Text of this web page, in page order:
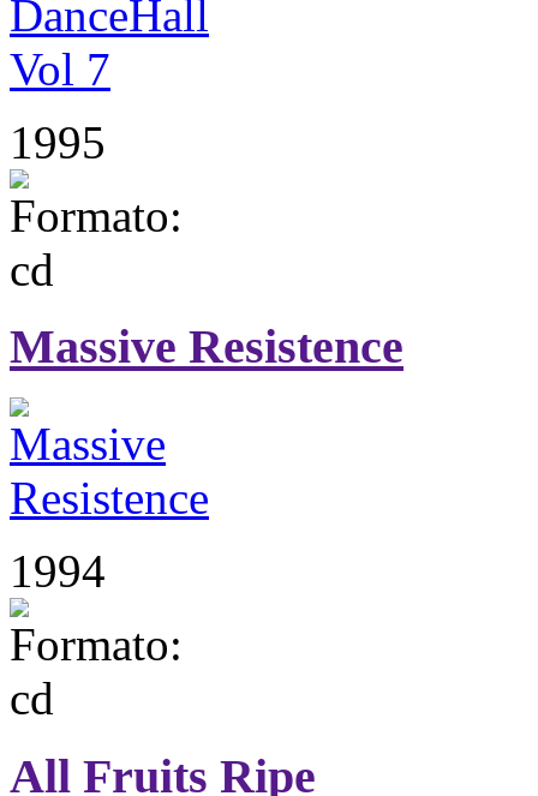
1995
Massive Resistence
1994
All Fruits Ripe